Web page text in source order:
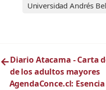
Universidad Andrés
←Diario Atacama - Carta
de los adultos mayores
AgendaConce.cl: